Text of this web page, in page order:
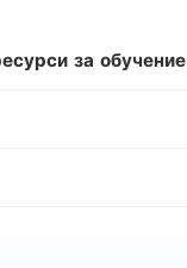
за обучение